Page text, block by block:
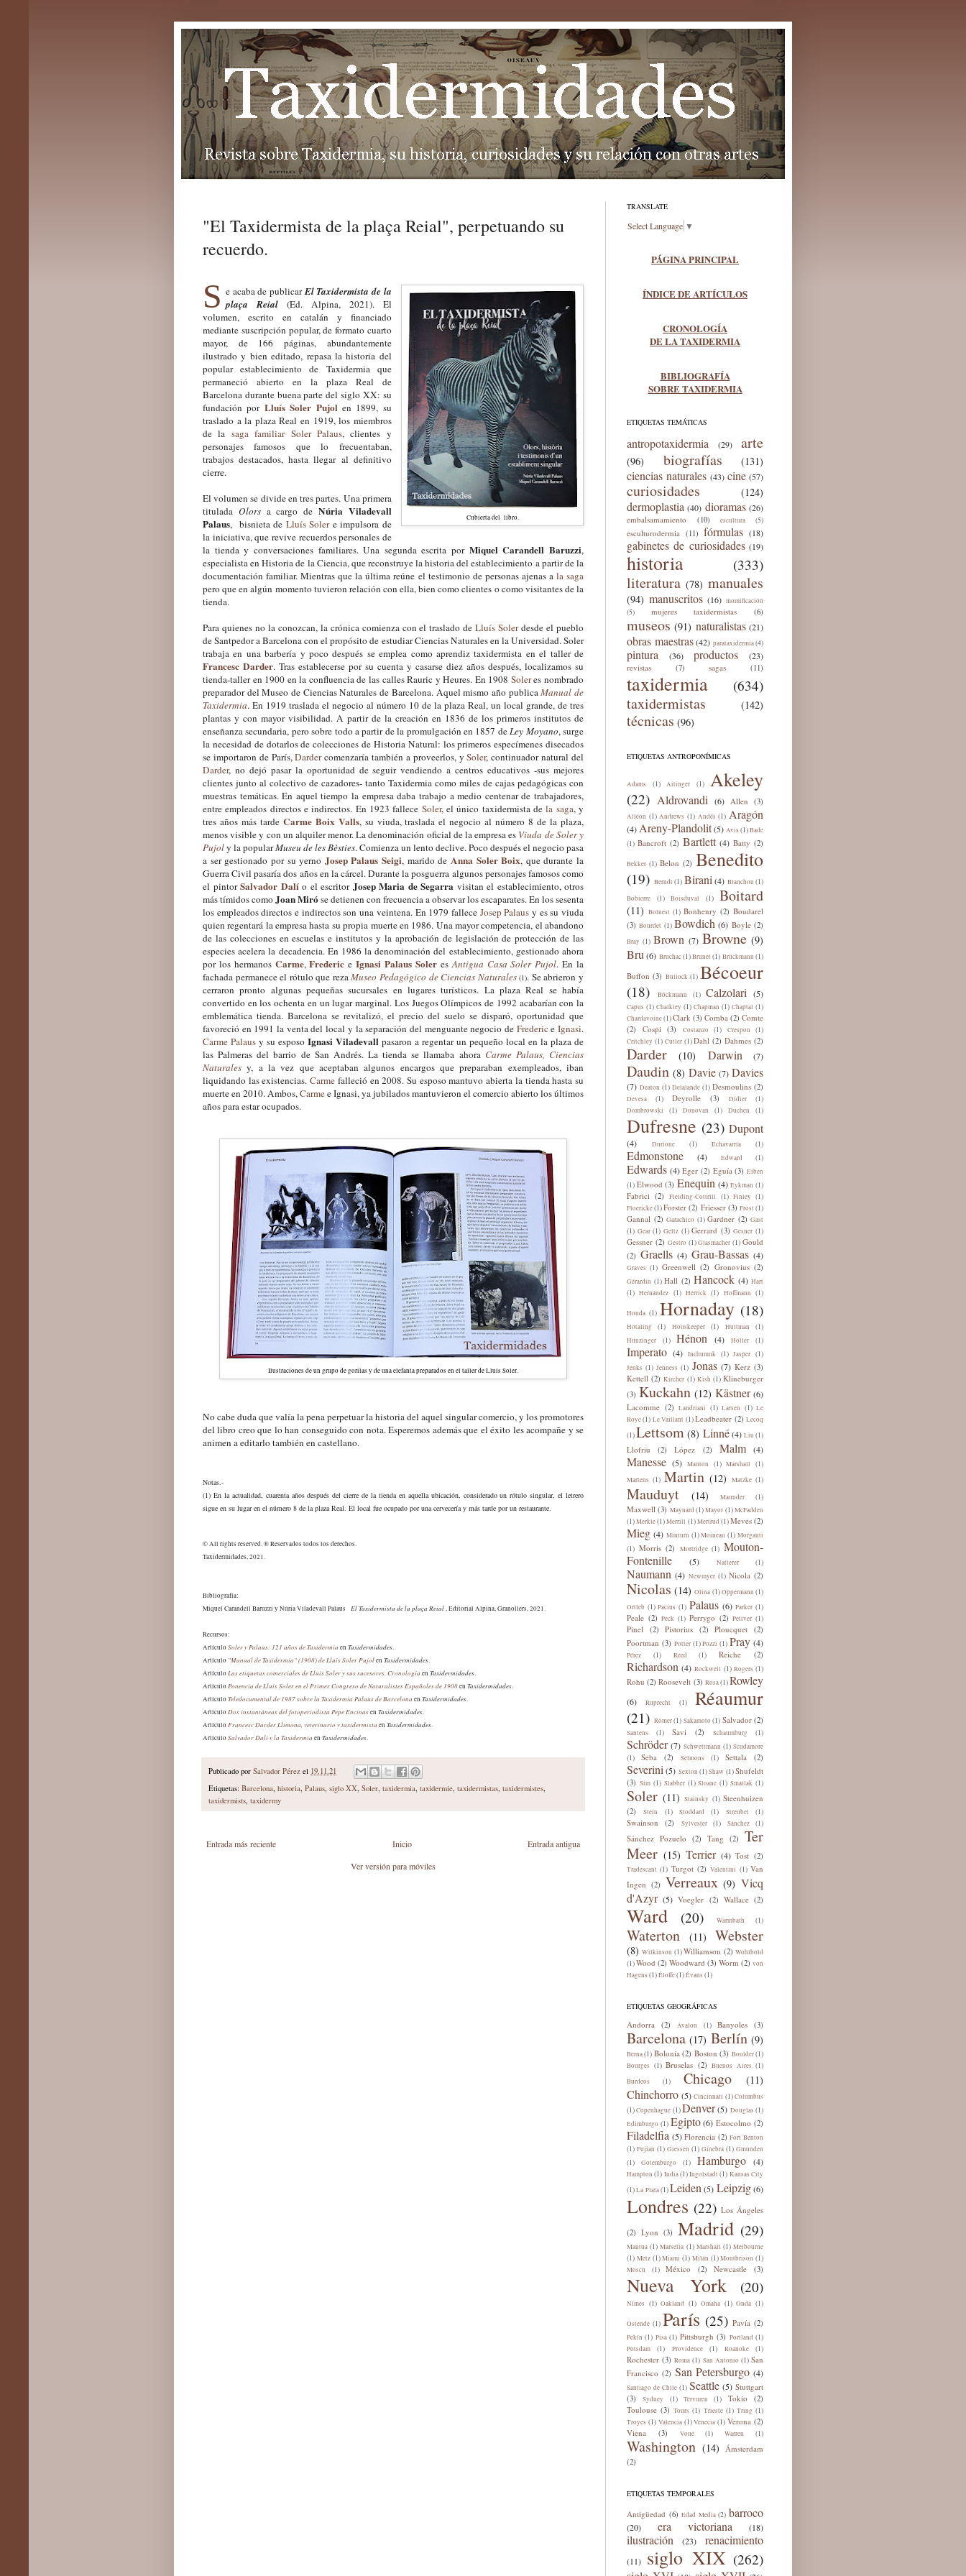
"El Taxidermista de la plaça Reial", perpetuando su
recuerdo.
Cubierta del libro.
S e acaba de publicarEl Taxidermista de la
plaça Reial(Ed. Alpina, 2021). El
volumen, escrito en catalán y financiado
mediante suscripción popular, de formato cuarto
mayor, de 166 páginas, abundantemente
ilustrado y bien editado, repasa la historia del
popular establecimiento de Taxidermia que
permaneció abierto en la plaza Real de
Barcelona durante buena parte del siglo XX: su
fundación por Lluís Soler Pujolen 1899, su
traslado a la plaza Real en 1919, los miembros
de la saga familiar Soler Palaus, clientes y
personajes famosos que lo frecuentaban,
trabajos destacados, hasta llegar al definitivo
cierre.
El volumen se divide en tres partes. Una primera
titulada Olorsa cargo deNúria Viladevall
Palaus, bisnieta de Lluís Solere impulsora de
la iniciativa, que revive recuerdos personales de
la tienda y conversaciones familiares. Una segunda escrita por Miquel Carandell Baruzzi,
especialista en Historia de la Ciencia, que reconstruye la historia del establecimiento a partir de la
documentación familiar. Mientras que la última reúne el testimonio de personas ajenas a la saga
pero que en algún momento tuvieron relación con ella, bien como clientes o como visitantes de la
tienda.
Para quienes no la conozcan, la crónica comienza con el traslado deLluís Solerdesde el pueblo
de Santpedor a Barcelona con el propósito de estudiar Ciencias Naturales en la Universidad. Soler
trabaja en una barbería y poco después se emplea como aprendiz taxidermista en el taller de
Francesc Darder. Tras establecerse por su cuenta y casarse diez años después, localizamos su
tienda-taller en 1900 en la confluencia de las calles Rauric y Heures. En 1908 Soleres nombrado
preparador del Museo de Ciencias Naturales de Barcelona. Aquel mismo año publicaManual de
Taxidermia. En 1919 traslada el negocio al número 10 de la plaza Real, un local grande, de tres
plantas y con mayor visibilidad. A partir de la creación en 1836 de los primeros institutos de
enseñanza secundaria, pero sobre todo a partir de la promulgación en 1857 deLey Moyano, surge
la necesidad de dotarlos de colecciones de Historia Natural: los primeros especímenes disecados
se importaron de París,Dardercomenzaría también a proveerlos, ySoler, continuador natural del
Darder, no dejó pasar la oportunidad de seguir vendiendo a centros educativos -sus mejores
clientes junto al colectivo de cazadores- tanto Taxidermia como miles de cajas pedagógicas con
muestras temáticas. En aquel tiempo la empresa daba trabajo a medio centenar de trabajadores,
entre empleados directos e indirectos. En 1923 fallece Soler, el único taxidermista dela saga, y
tres años más tarde Carme Boix Valls, su viuda, traslada el negocio al número 8 de la plaza,
menos visible y con un alquiler menor. La denominación oficial de la empresa es Viuda de Soler y
Pujoly la popularMuseu de les Bèsties. Comienza un lento declive. Poco después el negocio pasa
a ser gestionado por su yerno Josep Palaus Seigi, marido de Anna Soler Boix, que durante la
Guerra Civil pasaría dos años en la cárcel. Durante la posguerra algunos personajes famosos como
el pintorSalvador Dalío el escritor Josep Maria de Segarra visitan el establecimiento, otros
más tímidos comoJoan Miróse detienen con frecuencia a observar los escaparates. En los sesenta
los empleados directos e indirectos son una veintena. En 1979 fallece Josep Palaus y es su viuda
quien regentará la empresa hasta su propia muerte en 1986. Una mayor competencia, el abandono
de las colecciones en escuelas e institutos y la aprobación de legislación de protección de las
especies acelera la decadencia.En 1986 la denominación del establecimiento, gestionado ahora
por los hermanos Carme,Frederic eIgnasi Palaus SoleresAntigua Casa Soler Pujol.En la
fachada permanece el rótulo que rezaMuseo Pedagógico de Ciencias Naturales (1). Se abrieron y
cerraron pronto algunas pequeñas sucursales en lugares turísticos. La plaza Real se había
convertido en los ochenta en un lugar marginal. Los Juegos Olímpicos de 1992 acabarían con la
emblemática tienda. Barcelona se revitalizó, el precio del suelo se disparó, oportunidad que
favoreció en 1991 la venta del local y la separación del menguante negocio de Frederice Ignasi.
Carme Palaus y su esposo Ignasi Viladevall pasaron a regentar un pequeño local en la plaza de
las Palmeras del barrio de San Andrés. La tienda se llamaba ahora Carme Palaus, Ciencias
Naturales y, a la vez que aceptaban algunos encargos que preparaban exempleados, iban
liquidando las existencias.Carme falleció en 2008. Su esposo mantuvo abierta la tienda hasta su
muerte en 2010. Ambos,Carmee Ignasi, ya jubilados mantuvieron el comercio abierto los últimos
años para estar ocupados.
Ilustraciones de un grupo de gorilas y de una elefanta preparados en el taller de Lluís Soler.
No cabe duda que valía la pena perpetuar la historia del aquel singular comercio, y los promotores
del libro creo que lo han conseguido con nota. Esperemos además que el éxito les acompañe y se
animen a editarlo también en castellano.
Notas.-
(1) En la actualidad, cuarenta años después del cierre de la tienda en aquella ubicación, considerado un rótulo singular, el letrero
sigue en su lugar en el número 8 de la plaza Real. El local fue ocupado por una cervecería y más tarde por un restaurante.
© All rights reserved. ® Reservados todos los derechos.
Taxidermidades, 2021.
Bibliografía:
Miquel Carandell Baruzzi y Núria Viladevall Palaus El Taxidermista de la plaça Reial, Editorial Alpina, Granollers, 2021.
Recursos:
ArtículoSoler y Palaus: 121 años de Taxidermia en Taxidermidades.
Artículo "Manual de Taxidermia" (1908) de Lluís Soler Pujolen Taxidermidades.
ArtículoLas etiquetas comerciales de Lluís Soler y sus sucesores. Cronología en Taxidermidades.
Artículo Ponencia de Lluís Soler en el Primer Congreso de Naturalistes Españoles de 1908en Taxidermidades.
ArtículoTeledocumental de 1987 sobre la Taxidermia Palaus de Barcelona en Taxidermidades.
ArtículoDos instantáneas del fotoperiodista Pepe Encinasen Taxidermidades.
Artículo Francesc Darder Llimona, veterinario y taxidermista en Taxidermidades.
ArtículoSalvador Dalí y la Taxidermia en Taxidermidades.
Publicado por Salvador Pérez el 19.11.21
Etiquetas: Barcelona, historia, Palaus, siglo XX, Soler, taxidermia, taxidermie, taxidermistas, taxidermistes,
taxidermists, taxidermy
Entrada más reciente Entrada antigua
Inicio
Ver versión para móviles
TRANSLATE
Select Language ▼
PÁGINA PRINCIPAL
ÍNDICE DE ARTÍCULOS
CRONOLOGÍA
DE LA TAXIDERMIA
BIBLIOGRAFÍA
SOBRE TAXIDERMIA
ETIQUETAS TEMÁTICAS
antropotaxidermia (29) arte
(96) biografías (131)
ciencias naturales (43) cine (57)
curiosidades (124)
dermoplastia (40) dioramas (26)
embalsamamiento (10) escultura (5)
esculturodermia (11) fórmulas (18)
gabinetes de curiosidades (19)
historia (333)
literatura (78) manuales
(94) manuscritos (16) momificación
(5) mujeres taxidermistas (6)
museos (91) naturalistas (21)
obras maestras (42) parataxidermia (4)
pintura (36) productos (23)
revistas (7) sagas (11)
taxidermia (634)
taxidermistas (142)
técnicas (96)
ETIQUETAS ANTROPONÍMICAS
Adams (1) Aitinger (1) Akeley
(22) Aldrovandi (6) Allen (3)
Alléon (1) Andrews (1) Andés (1) Aragón
(4)Areny-Plandolit(5) Avis (1)Bade
(1) Bancroft (2) Bartlett (4) Batty (2)
Bekker (1) Belon (2) Benedito
(19) Berndt (1) Birani (4) Blanchon (1)
Bobierre (1) Boisduval (1) Boitard
(11) Bolnest (1) Bonhenry (2) Boudarel
(3) Bourdet (1) Bowdich (6) Boyle (2)
Bray (1) Brown (7) Browne (9)
Bru (6) Bruchac (1)Brunet (1) Brückmann (1)
Buffon (3) Bullock (1) Bécoeur
(18) Böckmann (1) Calzolari (5)
Capus (1) Chalkley (1) Chapman (1) Chaptal (1)
Chardavoine(1)Clark (3) Comba (2) Comte
(2) Cospi (3) Costanzo (1) Crespon (1)
Critchley (1) Cutler (1) Dahl (2) Dahmes (2)
Darder (10) Darwin (7)
Daudin (8) Davie (7) Davies
(7) Deaton (1) Delalande (1) Desmoulins (2)
Devesa (1) Deyrolle (3) Didier (1)
Dombrowski (1) Donovan (1) Duchen (1)
Dufresne (23) Dupont
(4) Durione (1) Echavarría (1)
Edmonstone (4) Edward (1)
Edwards (4) Eger (2) Eguía (3) Eiben
(1) Elwood (3) Enequin (4) Eykman (1)
Fabrici (2) Fielding-Cottrill (1) Finley (1)
Floericke(1)Forster (2) Friesser (3) Frost (1)
Gannal (2) Garachico (1) Gardner (2) Gast
(1) Gear (1) Geltz (1) Gerrard (3) Gesner (1)
Gessner (2) Gestro (1) Glasmacher (1) Gould
(2) Graells (4) Grau-Bassas (4)
Graves (1) Greenwell (2) Gronovius (2)
Gérardin (1) Hall (2) Hancock (4) Hart
(1) Hernández (1) Herrick (1) Hoffmann (1)
Honda (1) Hornaday (18)
Hotaling (1) Houskeeper (1) Hultman (1)
Hunzinger (1) Hénon (4) Höller (1)
Imperato (4) Inchumuk (1) Jasper (1)
Jenks (1) Jenness (1) Jonas (7) Kerz (3)
Kettell (2) Kircher (1) Kish (1) Klineburger
(3) Kuckahn (12) Kästner (6)
Lacomme (2) Landriani (1) Larsen (1) Le
Roye (1) Le Vaillant (1)Leadbeater (2) Lecoq
(1)Lettsom (8) Linné (4) Liu (1)
Llofriu (2) López (2) Malm (4)
Manesse (5) Manton (1) Marshall (1)
Martens (1) Martin (12) Matzke (1)
Mauduyt (14) Maunder (1)
Maxwell (3) Maynard (1)Mayor (1)McFadden
(1)Merkle(1)Merrill (1) Mertrud (1)Meves (2)
Mieg (4) Minturn (1) Moineau (1) Morganti
(1) Morris (2) Mortridge (1) Mouton-
Fontenille
(5) Natterer (1)
Naumann (4) Newmyer (1) Nicola (2)
Nicolas (14) Olina (1)Oppermann (1)
Ortleb (1) Pacius (1) Palaus (6) Parker (1)
Peale (2) Peck (1) Perrygo (2) Petiver (1)
Pinel (2) Pistorius (2) Ploucquet (2)
Poortman (3) Potter (1) Pozzi (1) Pray (4)
Pérez (1) Reed (1) Reiche (2)
Richardson (4) Rockwell (1) Rogers (1)
Rohu (2) Roosevelt (3) Rosa(1)Rowley
(6) Ruprecht (1) Réaumur
(21) Römer (1) Sakamoto (1) Salvador (2)
Santens (1) Savi (2) Schaumburg (1)
Schröder (7) Schwettmann (1) Scudamore
(1) Seba (2) Selmons (1) Settala (2)
Severini (5) Sexton (1)Shaw (1)Shufeldt
(3) Sim (1) Slabber (1) Sloane (1) Smatlak (1)
Soler (11) Stainsky (1) Steenhuizen
(2) Stein (1) Stoddard (1) Streubel (1)
Swainson (2) Sylvester (1) Sánchez (1)
Sánchez Pozuelo (2) Tang (2)
Ter
Meer (15) Terrier (4) Tost (2)
Tradescant (1) Turgot (2) Valentini (1) Van
Ingen (2) Verreaux (9) Vicq
d'Azyr (5) Voegler (2) Wallace (2)
Ward (20) Warmbath (1)
Waterton (11) Webster
(8) Wilkinson (1)Williamson (2) Wohlbold
(1)Wood (2) Woodward (3) Worm (2) von
Hagens (1)Éloffe(1)Évans (1)
ETIQUETAS GEOGRÁFICAS
Andorra (2) Avalon (1) Banyoles (3)
Barcelona (17) Berlín (9)
Berna (1) Bolonia (2) Boston (3) Boulder (1)
Bourges (1) Bruselas (2) Buenos Aires (1)
Burdeos (1) Chicago (11)
Chinchorro (5) Cincinnati (1) Columbus
(1)Copenhague (1)Denver (5) Douglas (1)
Edimburgo (1) Egipto (6) Estocolmo (2)
Filadelfia (5) Florencia (2) Fort Benton
(1) Fujian (1) Giessen (1) Ginebra (1) Gmunden
(1) Gotemburgo (1) Hamburgo (4)
Hampton (1) India (1)Ingolstadt (1) Kansas City
(1)La Plata (1)Leiden (5) Leipzig (6)
Londres (22) Los Ángeles
(2) Lyon (3) Madrid (29)
Mantua (1) Marsella (1) Marshall (1) Melbourne
(1) Metz (1) Miami (1) Milán (1) Montbrison (1)
Moscú (1) México (2) Newcastle (3)
Nueva York (20)
Nîmes (1) Oakland (1) Omaha (1) Onda (1)
Ostende (1) París (25) Pavía (2)
Pekín (1) Pisa (1) Pittsburgh (3) Portland (1)
Potsdam (1) Providence (1) Roanoke (1)
Rochester (3) Roma (1) San Antonio (1) San
Francisco (2) San Petersburgo (4)
Santiago de Chile (1) Seattle (5) Stuttgart
(3) Sydney (1) Tervuren (1) Tokio (2)
Toulouse (3) Tours (1) Trieste (1) Tring (1)
Troyes (1) Valencia (1) Venecia (1) Verona (2)
Viena (3) Voué (1) Warren (1)
Washington (14) Ámsterdam
(2)
ETIQUETAS TEMPORALES
Antigüedad (6) Edad Media (2) barroco
(20) era victoriana (18)
ilustración (23) renacimiento
(11) siglo XIX (262)